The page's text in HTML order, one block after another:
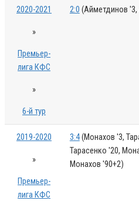
2020-2021
»
Премьер-
лига КФС
»
6-й тур
2:0 (Айметдинов
2019-2020
»
Премьер-
лига КФС
3:4(Монахов '3,
Тарасенко '20,
Монахов '90+2)